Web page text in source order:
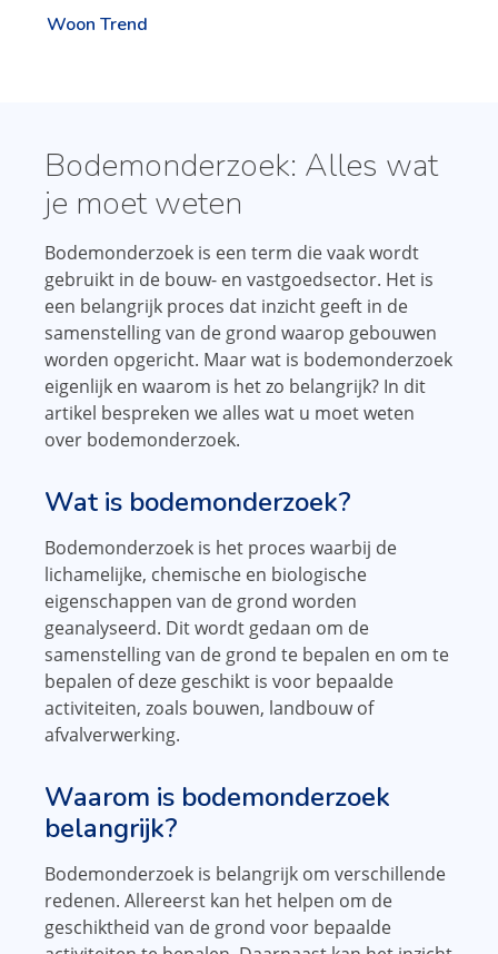
Woon Trend
Bodemonderzoek: Alles wat
je moet weten
Bodemonderzoek is een term die vaak wordt
gebruikt in de bouw- en vastgoedsector. Het is
een belangrijk proces dat inzicht geeft in de
samenstelling van de grond waarop gebouwen
worden opgericht. Maar wat is bodemonderzoek
eigenlijk en waarom is het zo belangrijk? In dit
artikel bespreken we alles wat u moet weten
over bodemonderzoek.
Wat is bodemonderzoek?
Bodemonderzoek is het proces waarbij de
lichamelijke, chemische en biologische
eigenschappen van de grond worden
geanalyseerd. Dit wordt gedaan om de
samenstelling van de grond te bepalen en om te
bepalen of deze geschikt is voor bepaalde
activiteiten, zoals bouwen, landbouw of
afvalverwerking.
Waarom is bodemonderzoek
belangrijk?
Bodemonderzoek is belangrijk om verschillende
redenen. Allereerst kan het helpen om de
geschiktheid van de grond voor bepaalde